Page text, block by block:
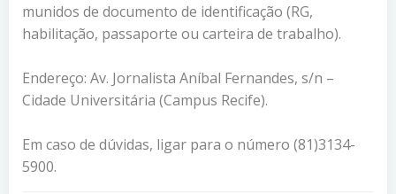
munidos de documento de identificação (RG,
habilitação, passaporte ou carteira de trabalho).
Endereço: Av. Jornalista Aníbal Fernandes, s/n –
Cidade Universitária (Campus Recife).
Em caso de dúvidas, ligar para o número (81)3134-
5900.